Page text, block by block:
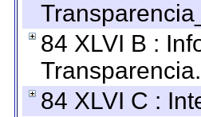
84 XLVI B :
Transparencia.
84 XLVI C :